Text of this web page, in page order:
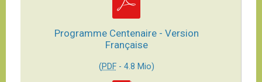
Programme Centenaire - Version
Française
(PDF- 4.8 Mio)